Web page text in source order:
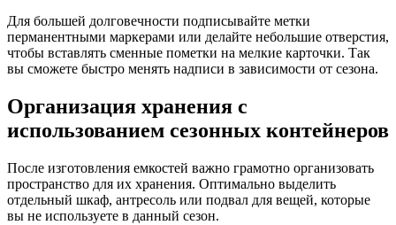
Для большей долговечности подписывайте метки
перманентными маркерами или делайте небольшие отверстия,
чтобы вставлять сменные пометки на мелкие карточки. Так
вы сможете быстро менять надписи в зависимости от сезона.
Организация хранения с
использованием сезонных контейнеров
После изготовления емкостей важно грамотно организовать
пространство для их хранения. Оптимально выделить
отдельный шкаф, антресоль или подвал для вещей, которые
вы не используете в данный сезон.